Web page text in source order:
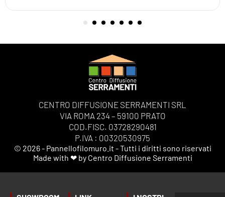
CENTRO DIFFUSIONE SERRAMENTI SRL
VIA ROMA 234 – 59100 PRATO
COD.FISC. 03728290481
P.IVA : 00320530975
© 2026 - Pannellofilomuro.it - Tutti i diritti sono riservati
Made with ❤ by Centro Diffusione Serramenti